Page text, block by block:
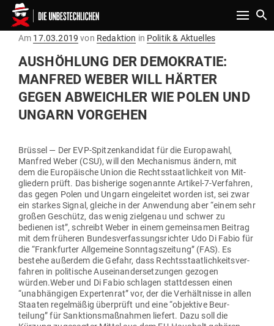
Toggle
Am Gepostet
17.03.2019 von Redaktion in Politik & Aktuelles
AUS­HÖHLUNG DER DEMO­KRATIE:
MANFRED WEBER WILL HÄRTER
GEGEN ABWEICHLER WIE POLEN UND
UNGARN VORGEHEN
Brüssel — Der EVP-Spit­zen­kan­didat für die Euro­pawahl,
Manfred Weber (CSU), will den Mecha­nismus ändern, mit
dem die Euro­päische Union die Rechts­staat­lichkeit von Mit­
gliedern prüft. Das bis­herige soge­nannte Artikel-7-Ver­fahren,
das gegen Polen und Ungarn ein­ge­leitet worden ist, sei zwar
ein starkes Signal, gleiche in der Anwendung aber “einem sehr
großen Geschütz, das wenig ziel­genau und schwer zu
bedienen ist”, schreibt Weber in einem gemein­samen Beitrag
mit dem frü­heren Bun­des­ver­fas­sungs­richter Udo Di Fabio für
die “Frank­furter All­ge­meine Sonn­tags­zeitung” (FAS). Es
bestehe außerdem die Gefahr, dass Rechts­staat­lich­keits­ver­
fahren in poli­tische Aus­ein­an­der­set­zungen gezogen
würden.Weber und Di Fabio schlagen statt­dessen einen
“unab­hän­gigen Exper­tenrat” vor, der die Ver­hält­nisse in allen
Staaten regel­mäßig über­prüft und eine “objektive Beur­
teilung” für Sank­ti­ons­maß­nahmen liefert. Dazu soll die